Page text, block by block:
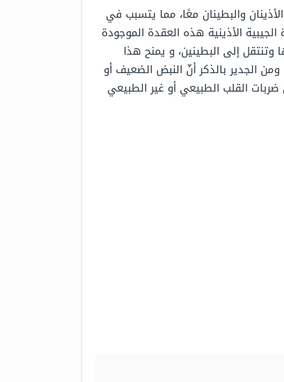
والبطينان معًا، مما يتسبب في
الأذينية هذه العقدة الموجودة
إلى البطينين، و يمنح هذا
الجدير بالذكر أنّ النبض الضعيف أو
القلب الطبيعي أو غير الطبيعي